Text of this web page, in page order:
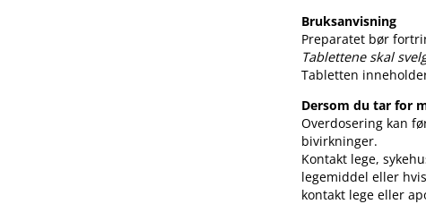
Bruksanvisning
Preparatet bør
Tablettene skal
Tabletten
Dersom du tar for
Overdosering kan
bivirkninger.
Kontakt lege,
legemiddel eller
kontakt lege eller